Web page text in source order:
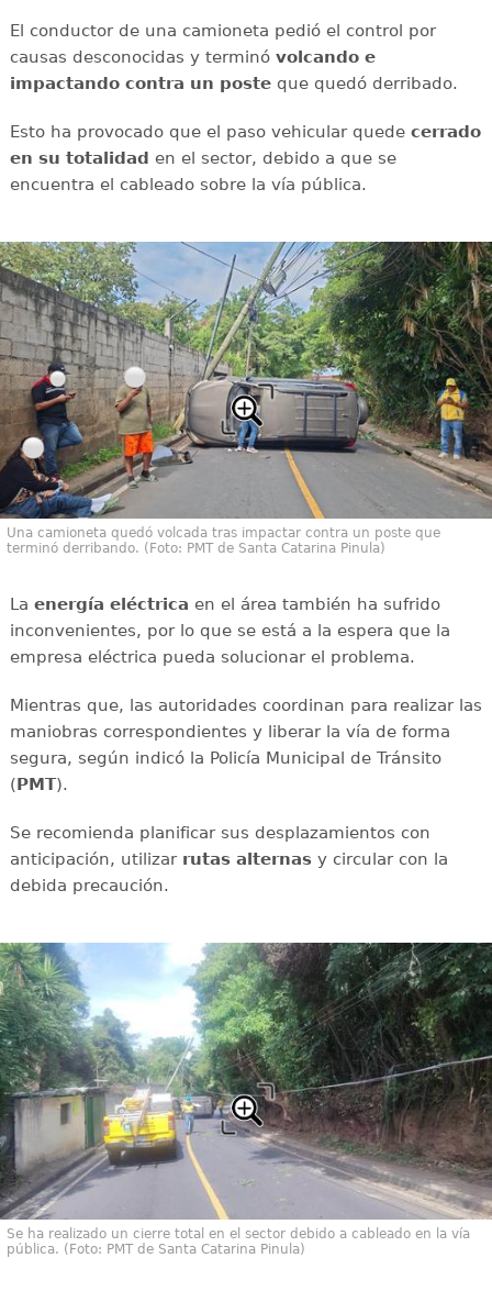
El conductor de una camioneta pedió el control por
causas desconocidas y terminó volcando e
impactando contra un posteque quedó derribado.
Esto ha provocado que el paso vehicular quede cerrado
en su totalidad en el sector, debido a que se
encuentra el cableado sobre la vía pública.
Una camioneta quedó volcada tras impactar contra un poste que
terminó derribando. (Foto: PMT de Santa Catarina Pinula)
La energía eléctrica en el área también ha sufrido
inconvenientes, por lo que se está a la espera que la
empresa eléctrica pueda solucionar el problema.
Mientras que, las autoridades coordinan para realizar las
maniobras correspondientes y liberar la vía de forma
segura, según indicó la Policía Municipal de Tránsito
(PMT).
Se recomienda planificar sus desplazamientos con
anticipación, utilizar rutas alternasy circular con la
debida precaución.
Se ha realizado un cierre total en el sector debido a cableado en la vía
pública. (Foto: PMT de Santa Catarina Pinula)